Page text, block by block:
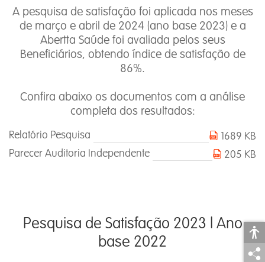
A pesquisa de satisfação foi aplicada nos meses
de março e abril de 2024 (ano base 2023) e a
Abertta Saúde foi avaliada pelos seus
Beneficiários, obtendo índice de satisfação de
86%.
Confira abaixo os documentos com a análise
completa dos resultados:
Relatório Pesquisa
1689 KB
Parecer Auditoria Independente
205 KB
Pesquisa de Satisfação 2023 l Ano
base 2022